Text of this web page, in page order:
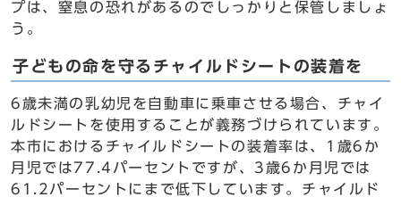
プは、窒息の恐れがあるのでしっかりと保管しましょ
う。
子どもの命を守るチャイルドシートの装着を
6歳未満の乳幼児を自動車に乗車させる場合、チャイ
ルドシートを使用することが義務づけられています。
本市におけるチャイルドシートの装着率は、1歳6か
月児では77.4パーセントですが、3歳6か月児では
61.2パーセントにまで低下しています。チャイルド